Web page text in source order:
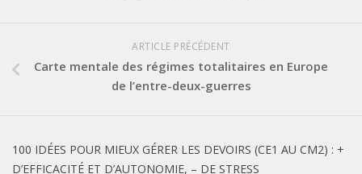
ARTICLE PRÉCÉDENT
Carte mentale des régimes totalitaires en Europe
de l’entre-deux-guerres
100 IDÉES POUR MIEUX GÉRER LES DEVOIRS (CE1 AU CM2) : +
D’EFFICACITÉ ET D’AUTONOMIE, – DE STRESS